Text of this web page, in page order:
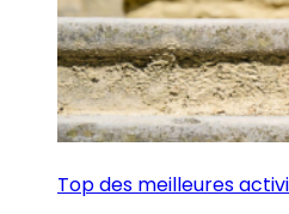
Top des meilleures